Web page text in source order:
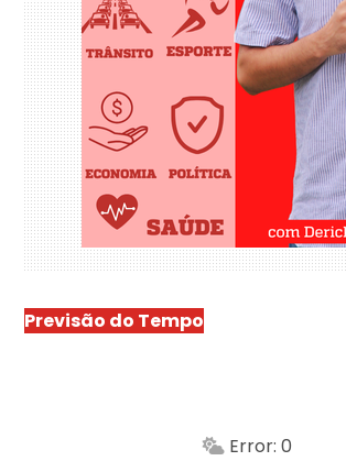
Previsão do Tempo
Min.
Error: 0